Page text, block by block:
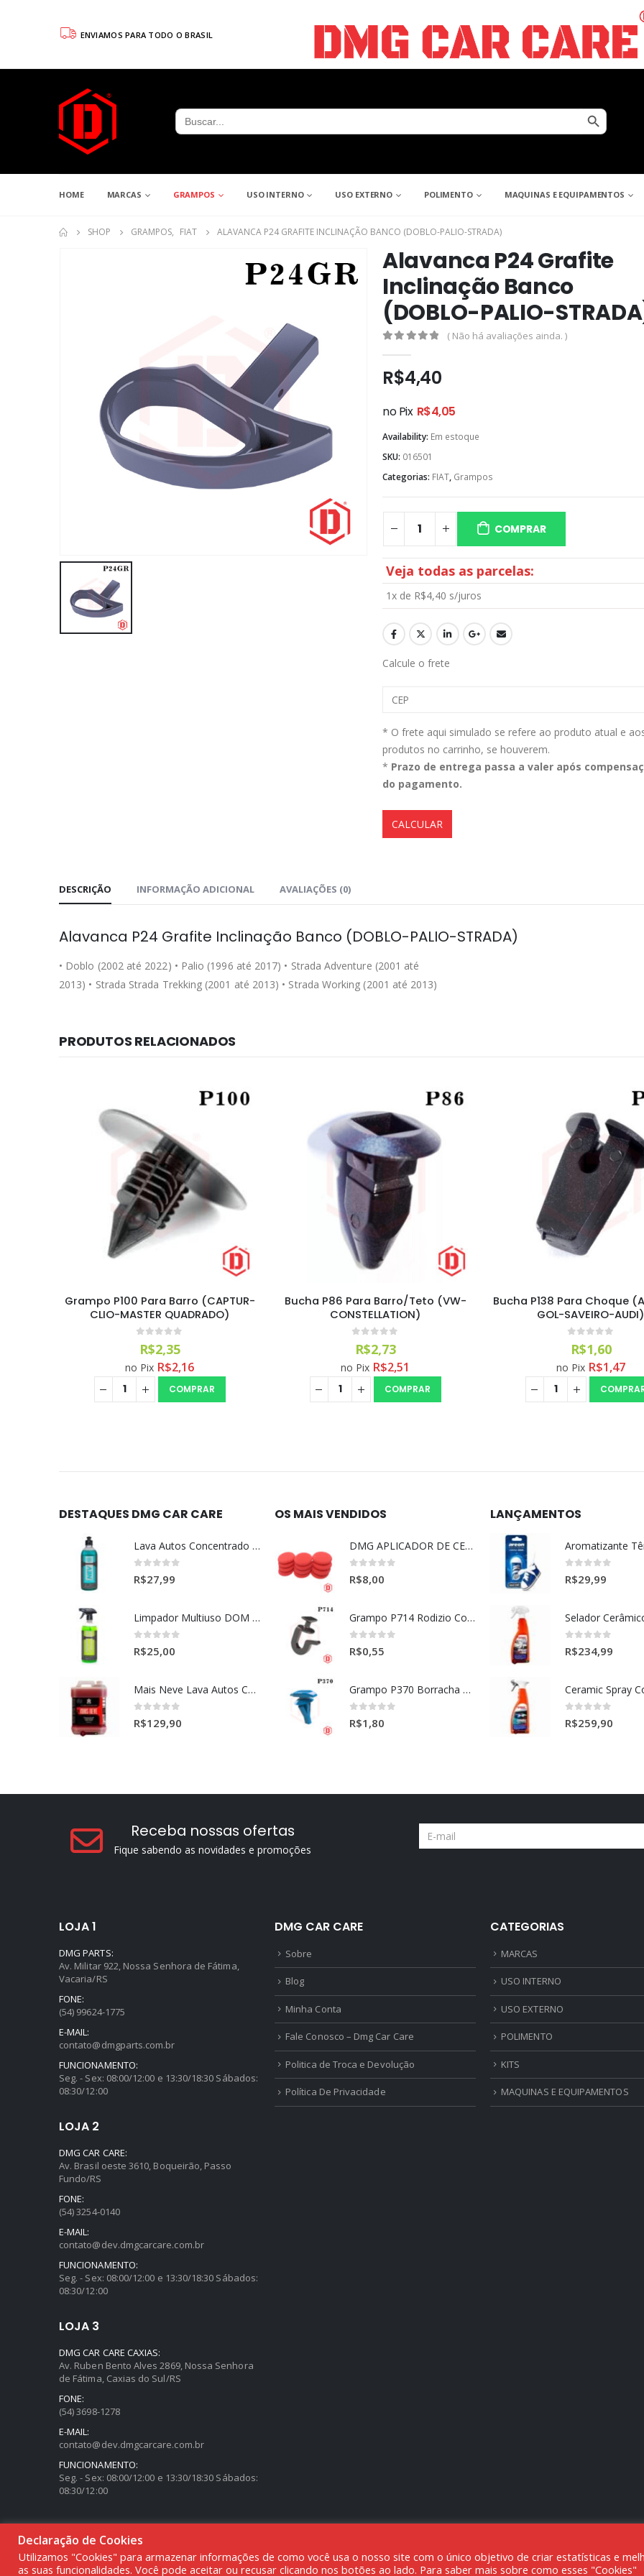
ENVIAMOS PARA TODO O BRASIL
Search
for:
Search Button
HOME MARCAS GRAMPOS USO INTERNO USO EXTERNO POLIMENTO MAQUINAS E EQUIPAMENTOS
SHOP GRAMPOS, FIAT ALAVANCA P24 GRAFITE INCLINAÇÃO BANCO (DOBLO-PALIO-STRADA)
Alavanca P24 Grafite
Inclinação Banco
(DOBLO-PALIO-
( Não há avaliações ainda. )
R$4,40
no Pix R$4,05
Availability: Em estoque
SKU: 016501
Categorias: FIAT, Grampos
COMPRAR
Veja todas as parcelas:
1x de R$4,40 s/juros
Calcule o frete
* O frete aqui simulado se refere ao produto atual e
produtos no carrinho, se houverem.
* Prazo de entrega passa a valer após
do pagamento.
CALCULAR
DESCRIÇÃO INFORMAÇÃO ADICIONAL AVALIAÇÕES (0)
Alavanca P24 Grafite Inclinação Banco (DOBLO-PALIO-STRADA)
• Doblo (2002 até 2022) • Palio (1996 até 2017) • Strada Adventure (2001 até
2013) • Strada Strada Trekking (2001 até 2013) • Strada Working (2001 até 2013)
R$29,99
Selador Cerâmico Sonax Xtreme Ceramic Spray + Seal (750ml)
R$ 29,99
PRODUTOS RELACIONADOS
Grampo P100 Para Barro (CAPTUR-
CLIO-MASTER QUADRADO)
out of 5
R$2,35
no Pix R$2,16
COMPRAR
Bucha P86 Para Barro/Teto (VW-
CONSTELLATION)
out of 5
R$2,73
no Pix R$2,51
COMPRAR
Bucha P138 Para Choque
GOL-SAVEIRO-AUDI)
out of 5
R$1,60
no Pix R$1,47
DESTAQUES DMG CAR CARE
Lava Autos Concentrado NEV (nevada) 1:400 (500ml)
out of 5
R$27,99
Limpador Multiuso DOM (Dominos) Dmg Pronto P/Uso (500ml)
out of 5
R$25,00
Mais Neve Lava Autos Concentrado 1:400 X-SHINE 5Litros
out of 5
R$129,90
OS MAIS VENDIDOS
DMG APLICADOR DE CERA ULTRA MACIO VERMELHO l
out of 5
R$8,00
Grampo P714 Rodizio Cortina (VOLVO)
out of 5
R$0,55
Grampo P370 Borracha Porta (HONDA-TOYOTA)
out of 5
R$1,80
LANÇAMENTOS
out of 5
R$29,99
out of 5
R$234,99
out of 5
R$259,90
Receba nossas ofertas
Fique sabendo as novidades e promoções
LOJA 1
DMG PARTS:
Av. Militar 922, Nossa Senhora de Fátima,
Vacaria/RS
FONE:
(54) 99624-1775
E-MAIL:
contato@dmgparts.com.br
FUNCIONAMENTO:
Seg. - Sex: 08:00/12:00 e 13:30/18:30 Sábados:
08:30/12:00
LOJA 2
DMG CAR CARE:
Av. Brasil oeste 3610, Boqueirão, Passo
Fundo/RS
FONE:
(54) 3254-0140
E-MAIL:
contato@dev.dmgcarcare.com.br
FUNCIONAMENTO:
Seg. - Sex: 08:00/12:00 e 13:30/18:30 Sábados:
08:30/12:00
LOJA 3
DMG CAR CARE CAXIAS:
Av. Ruben Bento Alves 2869, Nossa Senhora
de Fátima, Caxias do Sul/RS
FONE:
(54) 3698-1278
E-MAIL:
contato@dev.dmgcarcare.com.br
FUNCIONAMENTO:
Seg. - Sex: 08:00/12:00 e 13:30/18:30 Sábados:
08:30/12:00
DMG CAR CARE
Sobre
Blog
Minha Conta
Fale Conosco – Dmg Car Care
Politica de Troca e Devolução
Política De Privacidade
CATEGORIAS
MARCAS
USO INTERNO
USO EXTERNO
POLIMENTO
KITS
MAQUINAS E EQUIPAMENTOS
© DMG PARTS COMÉRCIO DE PRODUTOS AUTOMOTIVOS - 20.387.727/0001-80
Declaração de Cookies
Utilizamos "Cookies" para armazenar informações de como você usa o nosso site com o único objetivo de criar estatísticas e
as suas funcionalidades. Você pode aceitar ou recusar clicando nos botões ao lado. Para saber mais sobre como esses "Cookies"